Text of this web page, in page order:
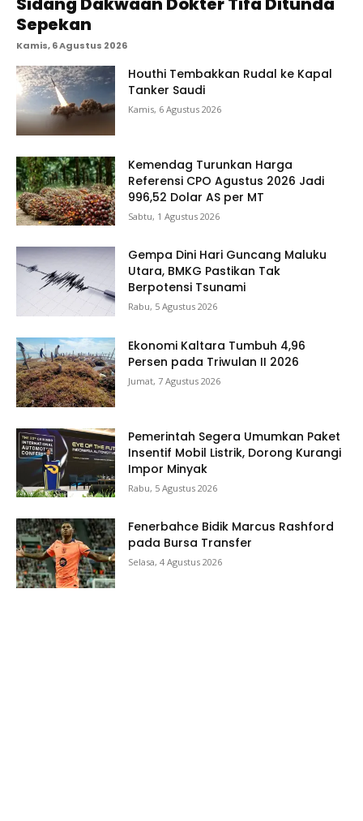
Sepekan
Kamis, 6 Agustus 2026
Houthi Tembakkan Rudal ke Kapal
Tanker Saudi
Kamis, 6 Agustus 2026
Kemendag Turunkan Harga
Referensi CPO Agustus 2026 Jadi
996,52 Dolar AS per MT
Sabtu, 1 Agustus 2026
Gempa Dini Hari Guncang Maluku
Utara, BMKG Pastikan Tak
Berpotensi Tsunami
Rabu, 5 Agustus 2026
Ekonomi Kaltara Tumbuh 4,96
Persen pada Triwulan II 2026
Jumat, 7 Agustus 2026
Pemerintah Segera Umumkan Paket
Insentif Mobil Listrik, Dorong Kurangi
Impor Minyak
Rabu, 5 Agustus 2026
Fenerbahce Bidik Marcus Rashford
pada Bursa Transfer
Selasa, 4 Agustus 2026